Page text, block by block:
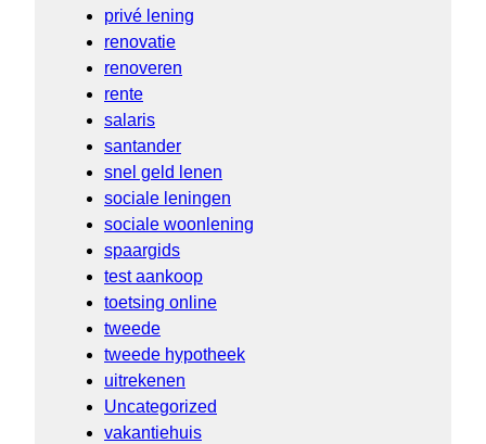
privé lening
renovatie
renoveren
rente
salaris
santander
snel geld lenen
sociale leningen
sociale woonlening
spaargids
test aankoop
toetsing online
tweede
tweede hypotheek
uitrekenen
Uncategorized
vakantiehuis